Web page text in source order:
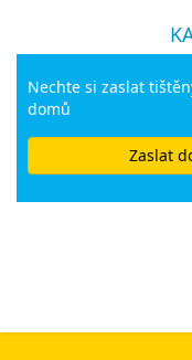
Nechte si zaslat
domů
Zaslat